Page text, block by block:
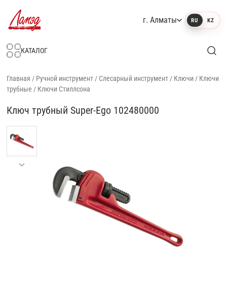
г. Алматы RU KZ
КАТАЛОГ
Главная / Ручной инструмент / Слесарный инструмент / Ключи / Ключи
трубные / Ключи Стиллсона
Ключ трубный Super-Ego 102480000